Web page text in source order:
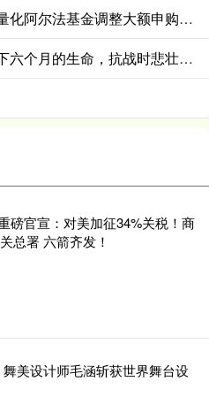
量华网 公告速递：华泰柏瑞量化阿尔法基金调整大额申购业务
博宝配资 军校毕业后，只剩下六个月的生命，抗战时悲壮的中国空军
磅官宣：对美加征34%关税！商
总署 六箭齐发！
舞美设计师毛涵斩获世界舞台设